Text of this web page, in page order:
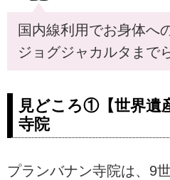
国内線利用でお身体へ
ジョグジャカルタまで
見どころ①【世界遺
寺院
プランバナン寺院は、9